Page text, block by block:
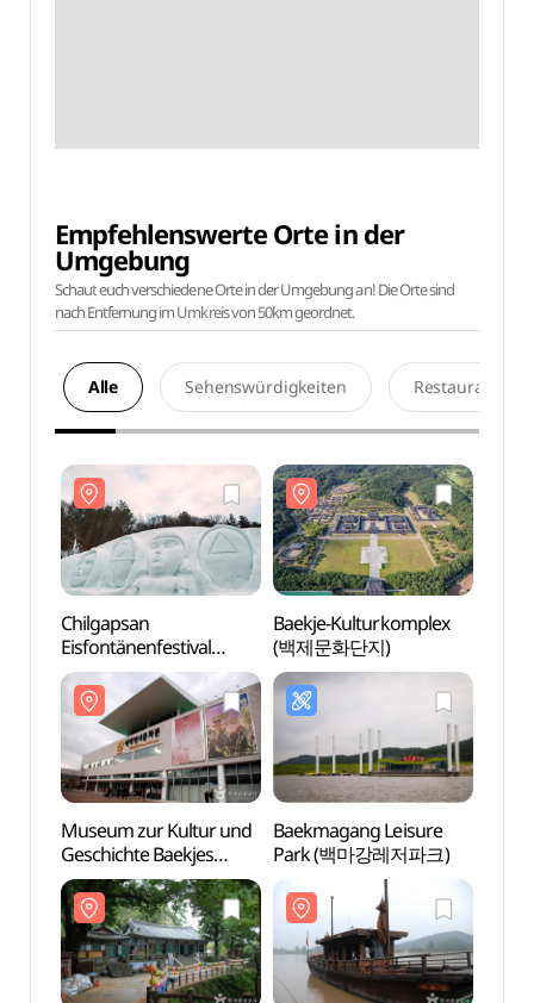
Empfehlenswerte Orte in der
Umgebung
Schaut euch verschiedene Orte in der Umgebung an! Die Orte sind
nach Entfernung im Umkreis von 50km geordnet.
Alle Sehenswürdigkeiten Restaurants
Chilgapsan
Eisfontänenfestival
(칠갑산 얼음분수 축제)
Baekje-Kulturkomplex
(백제문화단지)
Museum zur Kultur und
Geschichte Baekjes
(백제역사문화관)
Baekmagang Leisure
Park (백마강레저파크)